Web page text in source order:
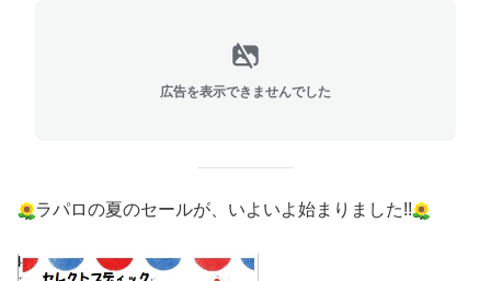
広告を表示できませんでした
ラパロの夏のセールが、いよいよ始まりました!!